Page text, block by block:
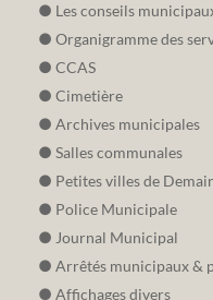
Les conseils
Organigramme des
CCAS
Cimetière
Archives municipales
Salles communales
Petites villes de
Police Municipale
Journal Municipal
Arrêtés municipaux &
Affichages divers